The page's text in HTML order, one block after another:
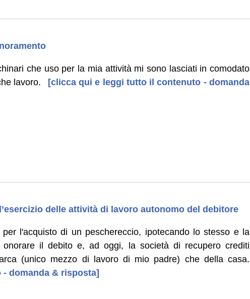
che uso per la mia attività mi sono lasciati in comodato
lavoro.
[clicca qui e leggi tutto il contenuto - domanda
delle attività di lavoro autonomo del debitore
l'acquisto di un peschereccio, ipotecando lo stesso e la
il debito e, ad oggi, la società di recupero crediti
(unico mezzo di lavoro di mio padre) che della casa.
domanda & risposta]